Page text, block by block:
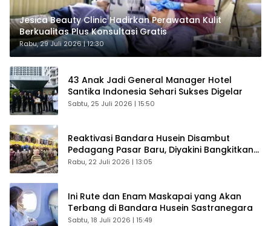
Jesica Beauty Clinic Hadirkan Perawatan Kulit
Berkualitas Plus Konsultasi Gratis
Rabu, 29 Juli 2026 | 12:30
43 Anak Jadi General Manager Hotel
Santika Indonesia Sehari Sukses Digelar
Sabtu, 25 Juli 2026 | 15:50
Reaktivasi Bandara Husein Disambut
Pedagang Pasar Baru, Diyakini Bangkitkan
Kembali Ekonomi Bandung
Rabu, 22 Juli 2026 | 13:05
Ini Rute dan Enam Maskapai yang Akan
Terbang di Bandara Husein Sastranegara
Sabtu, 18 Juli 2026 | 15:49